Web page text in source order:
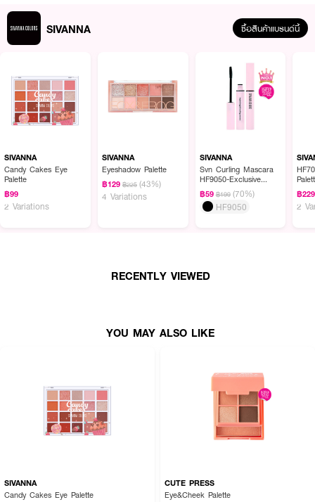
SIVANNA ซื้อสินค้าแบรนด์นี้
SIVANNA
Candy Cakes Eye
Palette
฿99
2 Variations
SIVANNA
Eyeshadow Palette
฿129 ฿225 (43%)
4 Variations
SIVANNA
Svn Curling Mascara
HF9050-Exclusive
EVEANDBOY
฿59 ฿199 (70%)
HF9050
฿229
2
RECENTLY VIEWED
YOU MAY ALSO LIKE
SIVANNA
Candy Cakes Eye Palette
CUTE PRESS
Eye&Cheek Palette